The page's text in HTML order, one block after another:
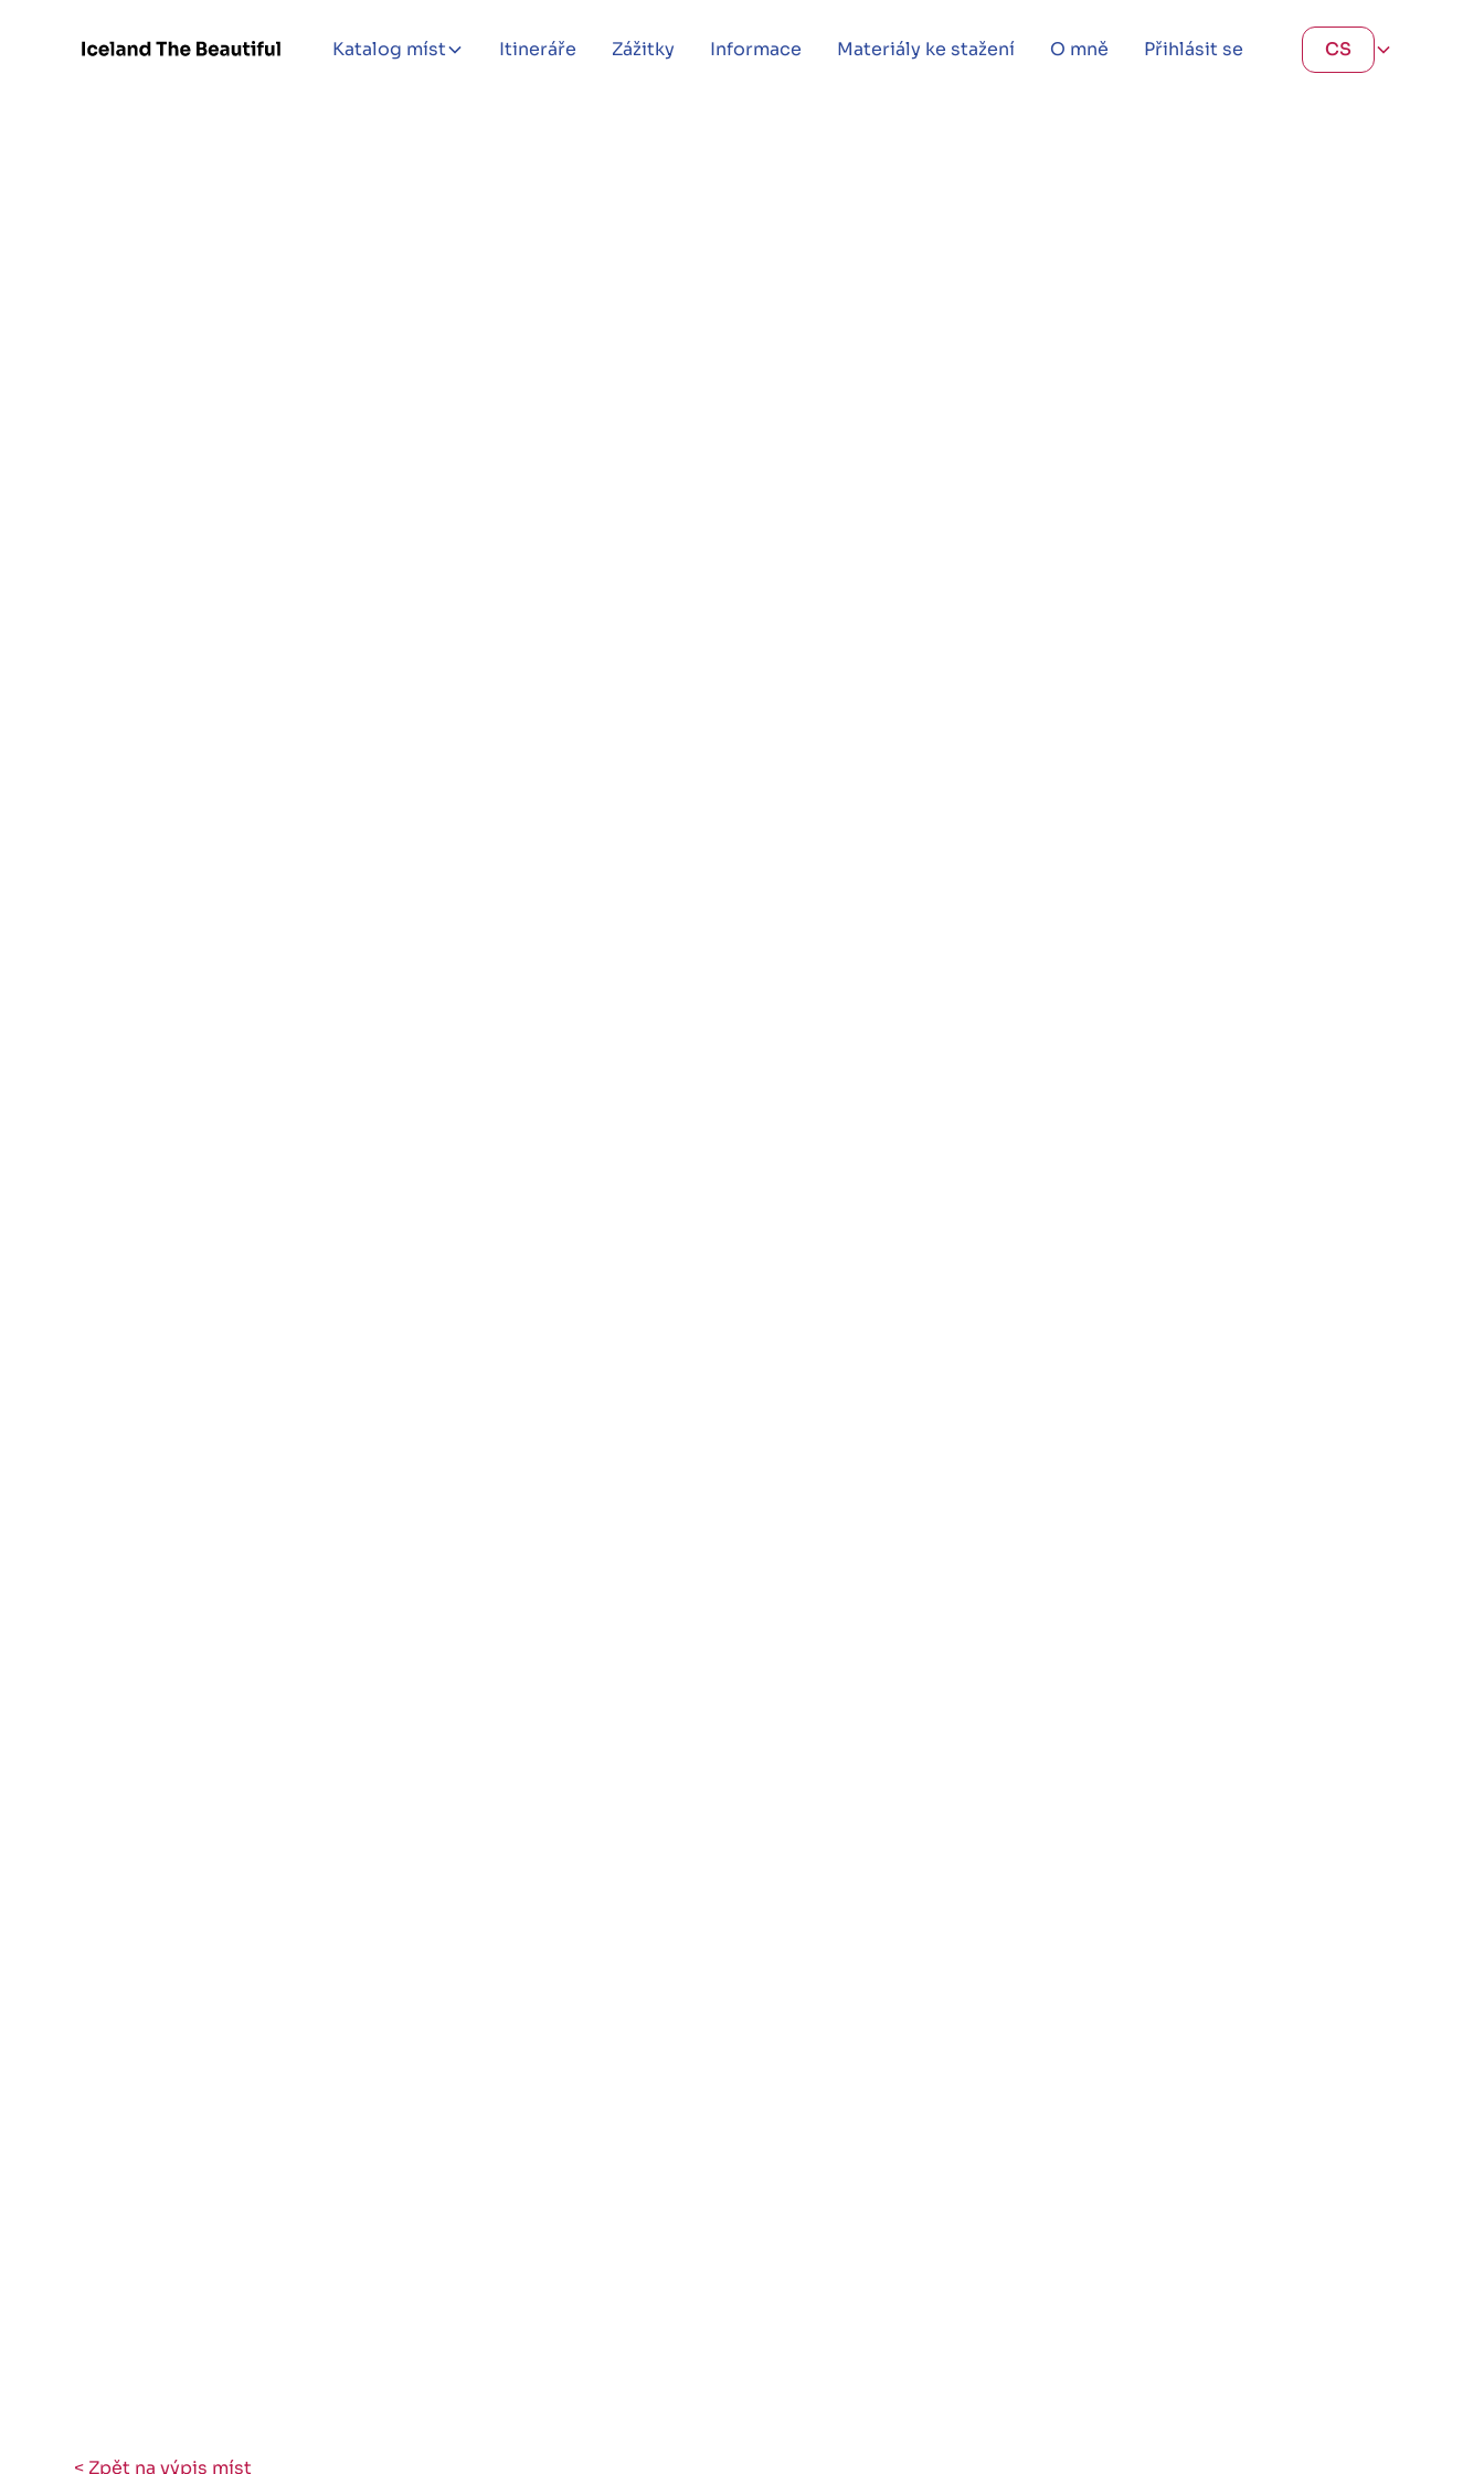
Katalog míst Itineráře Zážitky Informace Materiály ke stažení O mně Přihlásit se CS
< Zpět na výpis míst